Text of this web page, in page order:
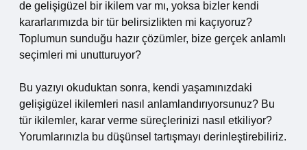
de gelişigüzel bir ikilem var mı, yoksa bizler kendi
kararlarımızda bir tür belirsizlikten mi kaçıyoruz?
Toplumun sunduğu hazır çözümler, bize gerçek anlamlı
seçimleri mi unutturuyor?
Bu yazıyı okuduktan sonra, kendi yaşamınızdaki
gelişigüzel ikilemleri nasıl anlamlandırıyorsunuz? Bu
tür ikilemler, karar verme süreçlerinizi nasıl etkiliyor?
Yorumlarınızla bu düşünsel tartışmayı derinleştirebiliriz.